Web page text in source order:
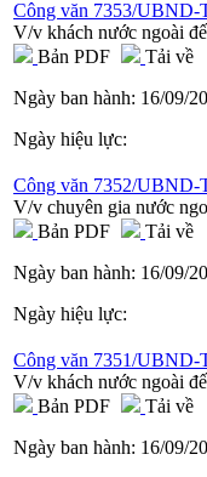
Công văn 7353/UBND-
V/v khách nước ngoài
Bản PDF
Tải về
Ngày ban hành: 16/09/
Ngày hiệu lực:
Công văn 7352/UBND-
V/v chuyên gia nước
Bản PDF
Tải về
Ngày ban hành: 16/09/
Ngày hiệu lực:
Công văn 7351/UBND-
V/v khách nước ngoài
Bản PDF
Tải về
Ngày ban hành: 16/09/